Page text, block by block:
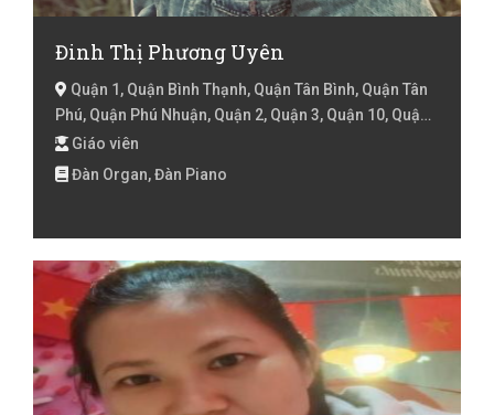
Đinh Thị Phương Uyên
Quận 1, Quận Bình Thạnh, Quận Tân Bình, Quận Tân
Phú, Quận Phú Nhuận, Quận 2, Quận 3, Quận 10, Quận
11, Quận 4, Quận 5, Hồ Chí Minh
Giáo viên
Đàn Organ, Đàn Piano